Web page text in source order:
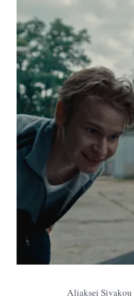
Aliaksei Sivakou